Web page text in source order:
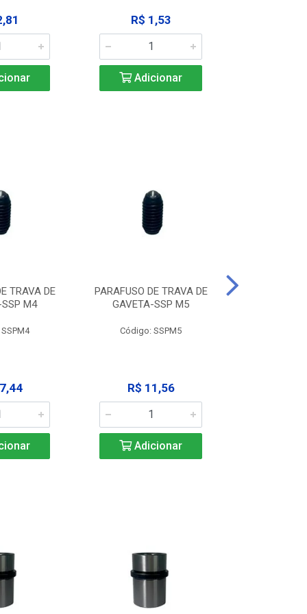
R$ 1,53
Adicionar
TRAVA DE
M4
PARAFUSO DE TRAVA DE
GAVETA-SSP M5
Código: SSPM5
R$ 11,56
Adicionar